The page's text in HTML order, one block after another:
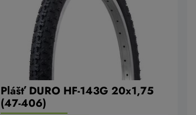
Plášť DURO HF-143G 20x1,75
(47-406)